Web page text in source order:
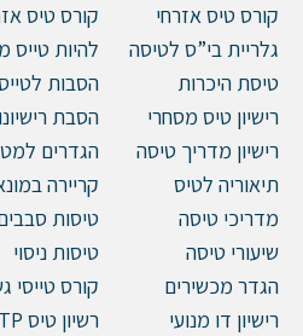
קורס טיס אזרחי
גלריית בי”ס לטיסה
טיסת היכרות
רישיון טיס מסחרי
רישיון מדריך טיסה
תיאוריה לטיס
מדריכי טיסה
שיעורי טיסה
הגדר מכשירים
רישיון דו מנועי
קורס טיס
להיות טייס
הסבות
הסבת
הגדרים
קריירה
טיסות
טיסות ניסוי
קורס טייסי
רשיון טיס ALTP
טלפון
הערות ושאלות